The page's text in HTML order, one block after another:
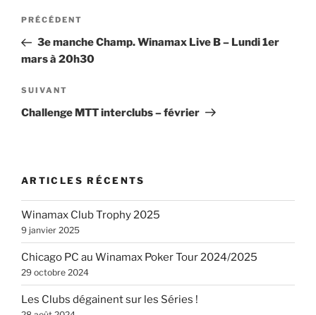
Navigation
l’article
Article
précédent
PRÉCÉDENT
3e manche Champ. Winamax Live B – Lundi 1er
mars à 20h30
Article
suivant
SUIVANT
Challenge MTT interclubs – février
ARTICLES RÉCENTS
Winamax Club Trophy 2025
9 janvier 2025
Chicago PC au Winamax Poker Tour 2024/2025
29 octobre 2024
Les Clubs dégainent sur les Séries !